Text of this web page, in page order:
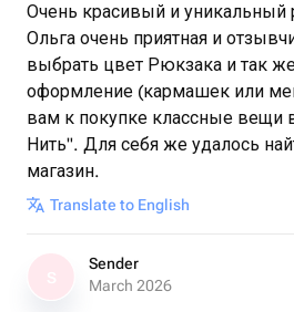
Очень красивый и
Ольга очень приятная и
выбрать цвет Рюкзака и так
оформление (кармашек или
вам к покупке классные вещи
Нить". Для себя же удалось
магазин.
Translate to English
Sender
March 2026